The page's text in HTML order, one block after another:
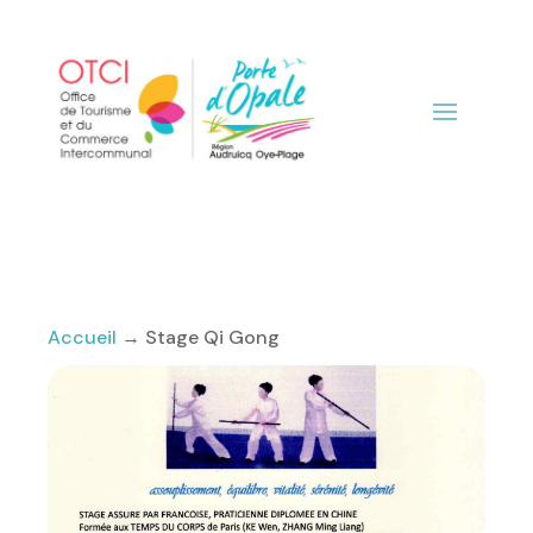
Accueil → Stage Qi Gong